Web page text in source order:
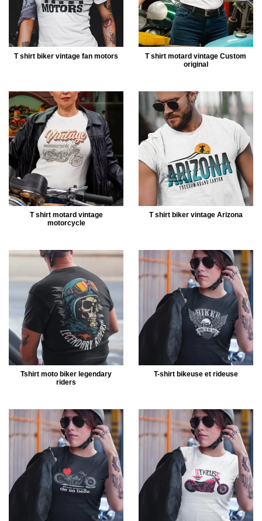
T shirt biker vintage fan motors
T shirt motard vintage Custom
original
T shirt motard vintage
motorcycle
T shirt biker vintage Arizona
Tshirt moto biker legendary
riders
T-shirt bikeuse et rideuse